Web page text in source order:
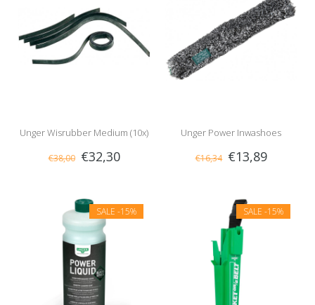
Unger Wisrubber Medium (10x)
€38,00 €32,30
Unger Power Inwashoes
€16,34 €13,89
SALE -15% SALE -15%